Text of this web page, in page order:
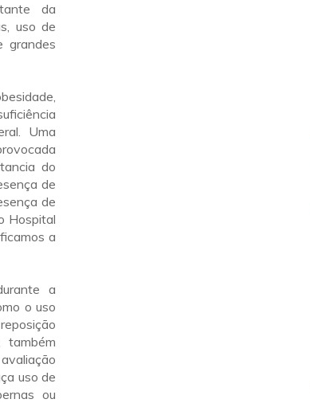
da
uso de
grandes
Uma
do
de
de
Hospital
a
a
o uso
também
uso de
ou